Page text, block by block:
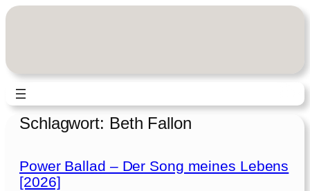
Zum
Schlagwort: Beth Fallon
Power Ballad – Der Song meines Lebens
[2026]